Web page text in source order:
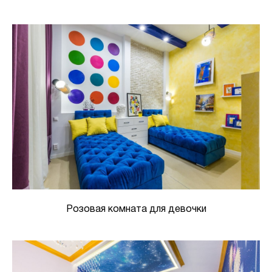
Розовая комната для девочки